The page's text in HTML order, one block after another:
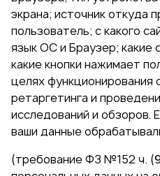
экрана; источник откуда
пользователь; с какого
язык ОС и Браузер; какие
какие кнопки нажимает
целях функционирования
ретаргетинга и
исследований и обзоров.
ваши данные
(требование ФЗ №152 ч.